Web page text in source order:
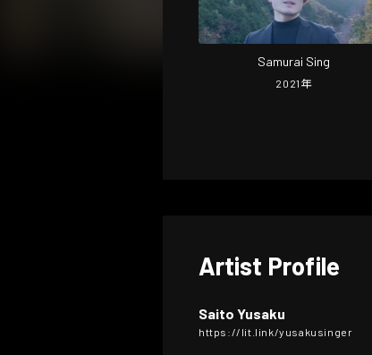
Samurai Sing
2021 年
Artist Profile
Saito Yusaku
https://lit.link/yusakusinger